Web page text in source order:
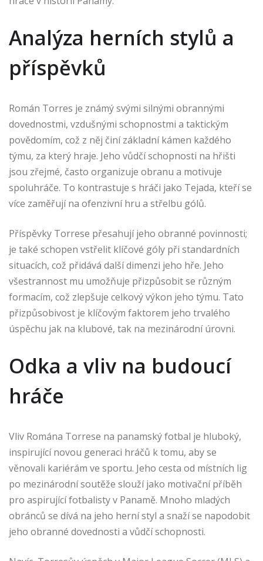
Analýza herních stylů a
příspěvků
Román Torres je známý svými silnými obrannými
dovednostmi, vzdušnými schopnostmi a taktickým
povědomím, což z něj činí základní kámen každého
týmu, za který hraje. Jeho vůdčí schopnosti na hřišti
jsou zřejmé, často organizuje obranu a motivuje
spoluhráče. To kontrastuje s hráči jako Tejada, kteří se
více zaměřují na ofenzivní hru a střelbu gólů.
Příspěvky Torrese přesahují jeho obranné povinnosti;
je také schopen vstřelit klíčové góly při standardních
situacích, což přidává další dimenzi jeho hře. Jeho
všestrannost mu umožňuje přizpůsobit se různým
formacím, což zlepšuje celkový výkon jeho týmu. Tato
přizpůsobivost je klíčovým faktorem jeho trvalého
úspěchu jak na klubové, tak na mezinárodní úrovni.
Odka a vliv na budoucí
hráče
Vliv Romána Torrese na panamský fotbal je hluboký,
inspirující novou generaci hráčů k tomu, aby se
věnovali kariérám ve sportu. Jeho cesta od místních lig
po mezinárodní soutěže slouží jako motivační příběh
pro aspirující fotbalisty v Panamě. Mnoho mladých
obránců se dívá na jeho herní styl a snaží se napodobit
jeho obranné dovednosti a vůdčí schopnosti.